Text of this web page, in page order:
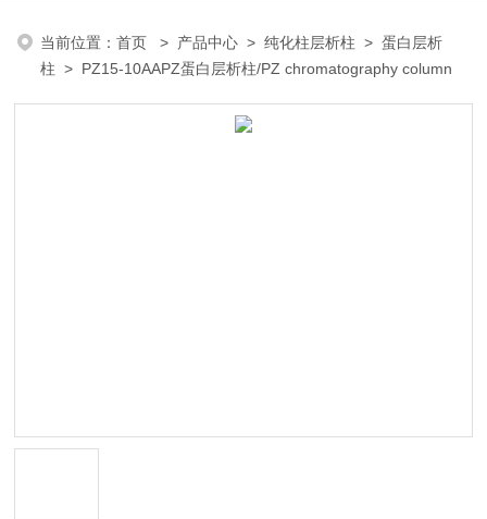
当前位置：首页 > 产品中心 >纯化柱层析柱 >蛋白层析
柱 > PZ15-10AAPZ蛋白层析柱/PZ chromatography column